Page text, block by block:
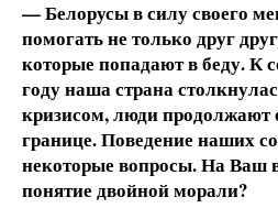
— Белорусы в силу своего
помогать не только друг
которые попадают в беду. К
году наша страна
кризисом, люди продолжают
границе. Поведение наших
некоторые вопросы. На Ваш
понятие двойной морали?